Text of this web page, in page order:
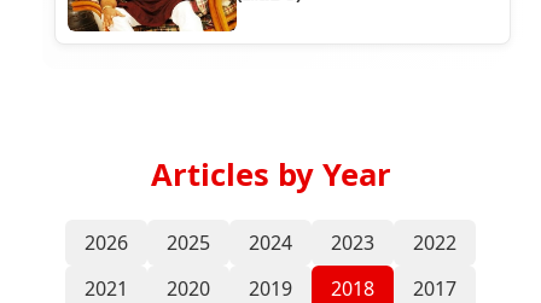
Articles by Year
2026 2025 2024 2023
2022
2021
2020 2019 2018
2017